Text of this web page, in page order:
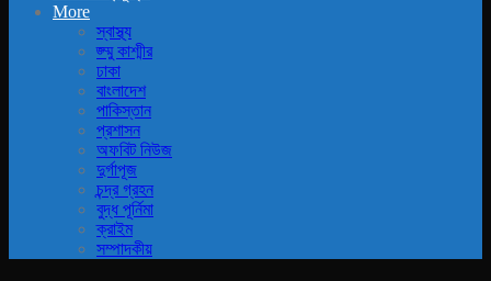
More
স্বাস্থ্য
জ্ম্মু কাশ্মীর
ঢাকা
বাংলাদেশ
পাকিস্তান
প্রশাসন
অফবিট নিউজ
দুর্গাপূজ
চন্দ্র গ্রহন
বুদ্ধ পূর্নিমা
ক্রাইম
সম্পাদকীয়